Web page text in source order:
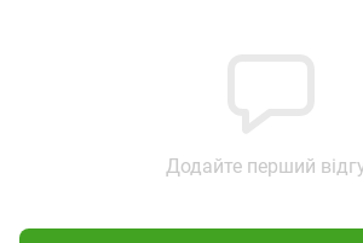
Додайте перший